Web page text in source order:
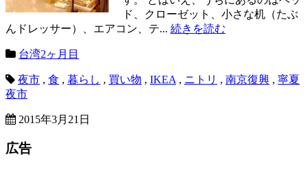
ド、クローゼット、小さな机（たぶ
んドレッサー）、エアコン、テ... 続きを読む
台湾2ヶ月目
夜市 , 食 , 暮らし , 買い物 , IKEA , ニトリ , 南京復興 , 寧夏
夜市
2015年3月21日
広告